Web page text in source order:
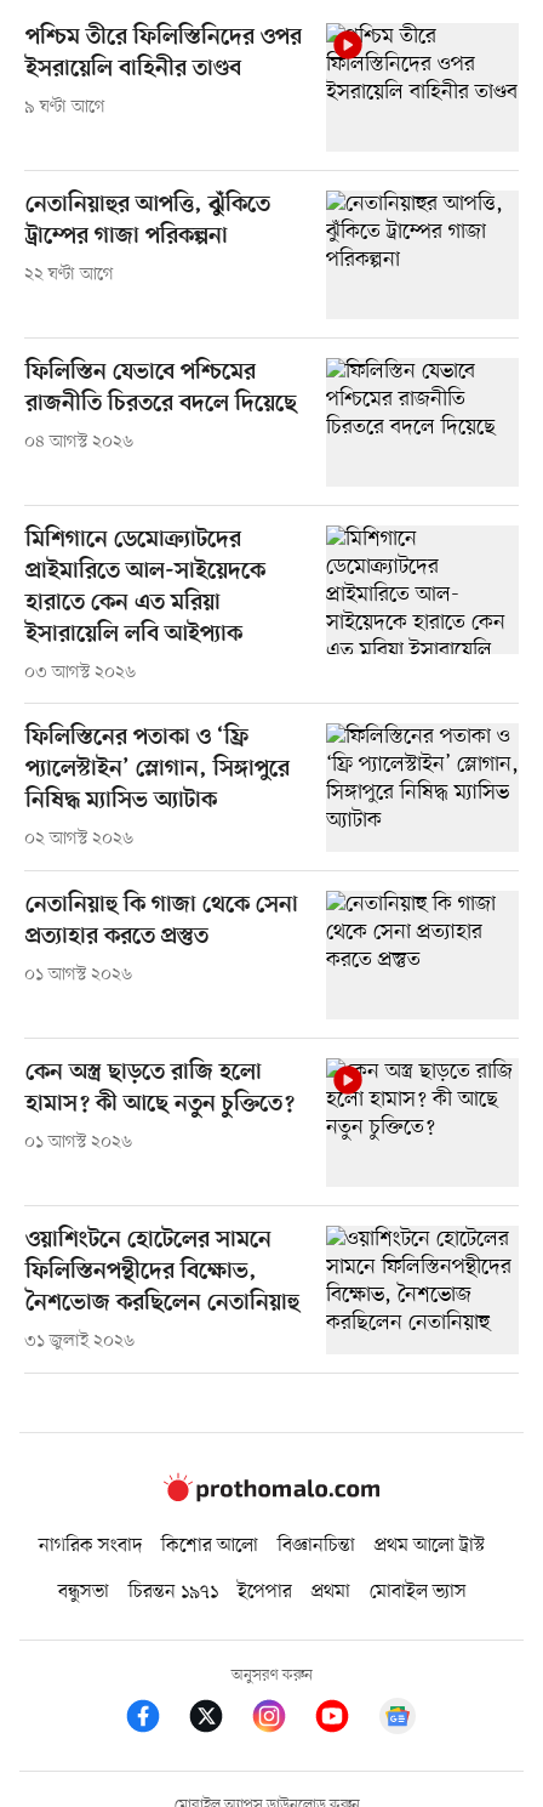
পশ্চিম তীরে ফিলিস্তিনিদের ওপর
ইসরায়েলি বাহিনীর তাণ্ডব
৯ ঘণ্টা আগে
নেতানিয়াহুর আপত্তি, ঝুঁকিতে
ট্রাম্পের গাজা পরিকল্পনা
২২ ঘণ্টা আগে
ফিলিস্তিন যেভাবে পশ্চিমের
রাজনীতি চিরতরে বদলে দিয়েছে
০৪ আগস্ট ২০২৬
মিশিগানে ডেমোক্র্যাটদের
প্রাইমারিতে আল-সাইয়েদকে
হারাতে কেন এত মরিয়া
ইসারায়েলি লবি আইপ্যাক
০৩ আগস্ট ২০২৬
ফিলিস্তিনের পতাকা ও ‘ফ্রি
প্যালেস্টাইন’ স্লোগান, সিঙ্গাপুরে
নিষিদ্ধ ম্যাসিভ অ্যাটাক
০২ আগস্ট ২০২৬
নেতানিয়াহু কি গাজা থেকে সেনা
প্রত্যাহার করতে প্রস্তুত
০১ আগস্ট ২০২৬
কেন অস্ত্র ছাড়তে রাজি হলো
হামাস? কী আছে নতুন চুক্তিতে?
০১ আগস্ট ২০২৬
ওয়াশিংটনে হোটেলের সামনে
ফিলিস্তিনপন্থীদের বিক্ষোভ,
নৈশভোজ করছিলেন নেতানিয়াহু
৩১ জুলাই ২০২৬
নাগরিক সংবাদ কিশোর আলো বিজ্ঞানচিন্তা
প্রথম আলো ট্রাস্ট
বন্ধুসভা
চিরন্তন ১৯৭১ ইপেপার প্রথমা মোবাইল ভ্যাস
অনুসরণ করুন